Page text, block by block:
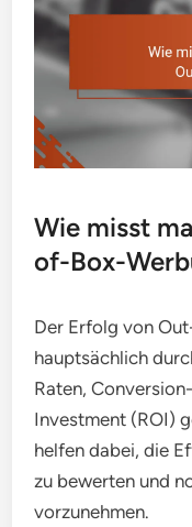
Wie misst
of-Box-
Der Erfolg von
hauptsächlich
Raten,
Investment (ROI)
helfen dabei, die
zu bewerten und
vorzunehmen.